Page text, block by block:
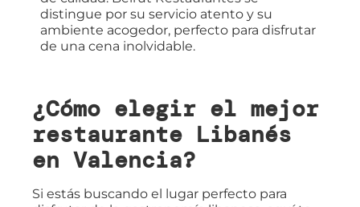
distingue por su servicio atento y su
ambiente acogedor, perfecto para disfrutar
de una cena inolvidable.
¿Cómo elegir el mejor
restaurante Libanés
en Valencia?
Si estás buscando el lugar perfecto para